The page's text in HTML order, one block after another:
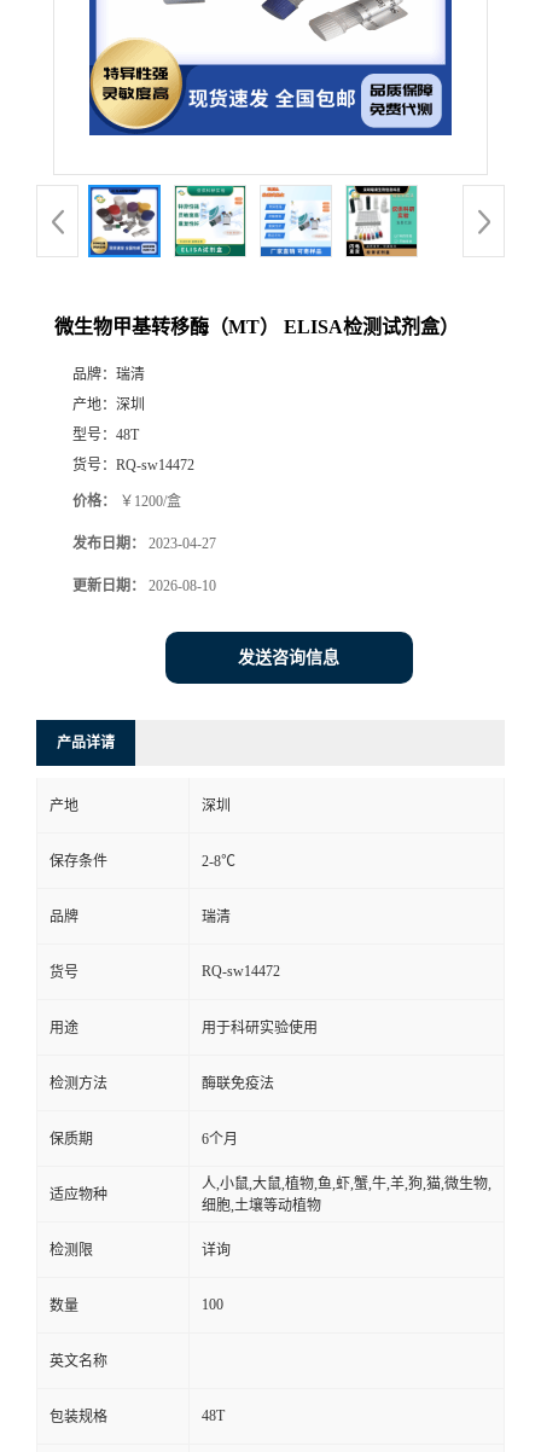
微生物甲基转移酶（MT） ELISA检测试剂盒）
品牌： 瑞清
产地： 深圳
型号： 48T
货号： RQ-sw14472
价格： ￥1200/盒
发布日期： 2023-04-27
更新日期： 2026-08-10
发送咨询信息
产品详请
产地 深圳
保存条件 2-8℃
品牌 瑞清
货号 RQ-sw14472
用途 用于科研实验使用
检测方法 酶联免疫法
保质期 6个月
适应物种
人,小鼠,大鼠,植物,鱼,虾,蟹,牛,羊,狗,猫,微生物,
细胞,土壤等动植物
检测限 详询
数量 100
英文名称
包装规格 48T